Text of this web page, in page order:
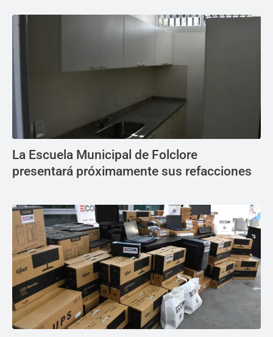
La Escuela Municipal de Folclore
presentará próximamente sus refacciones